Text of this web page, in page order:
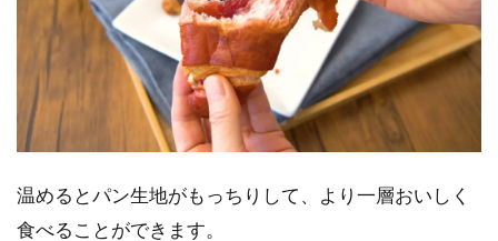
温めるとパン生地がもっちりして、より一層おいしく
食べることができます。